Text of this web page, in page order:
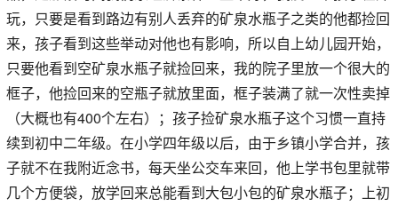
玩，只要是看到路边有别人丢弃的矿泉水瓶子之类的他都捡回
来，孩子看到这些举动对他也有影响，所以自上幼儿园开始，
只要他看到空矿泉水瓶子就捡回来，我的院子里放一个很大的
框子，他捡回来的空瓶子就放里面，框子装满了就一次性卖掉
（大概也有400个左右）；孩子捡矿泉水瓶子这个习惯一直持
续到初中二年级。在小学四年级以后，由于乡镇小学合并，孩
子就不在我附近念书，每天坐公交车来回，他上学书包里就带
几个方便袋，放学回来总能看到大包小包的矿泉水瓶子；上初